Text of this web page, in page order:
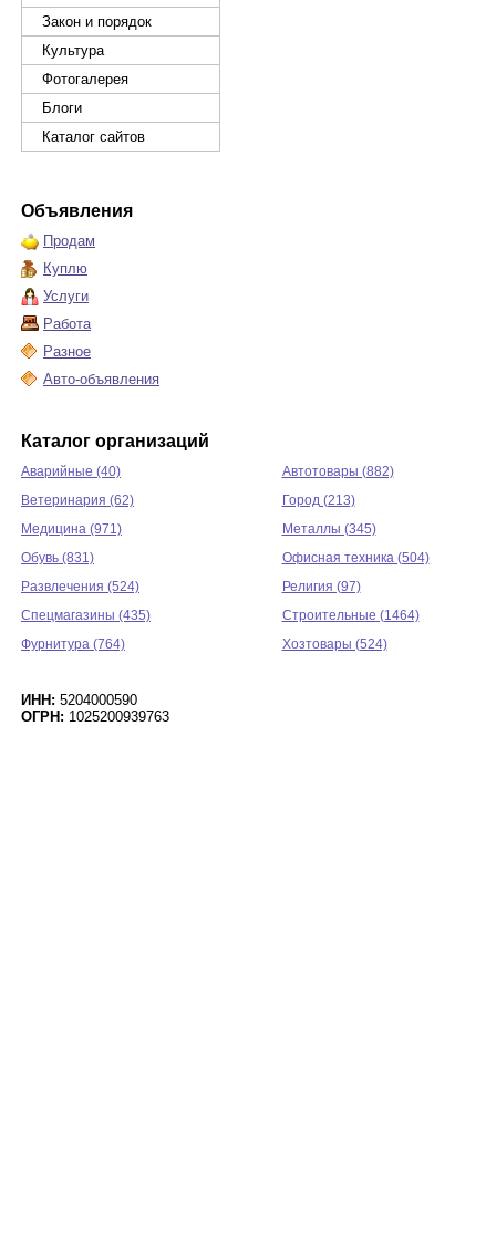
Закон и порядок
Культура
Фотогалерея
Блоги
Каталог сайтов
Объявления
Продам
Куплю
Услуги
Работа
Разное
Авто-объявления
Каталог организаций
Аварийные (40)
Автотовары (882)
Ветеринария (62)
Город (213)
Медицина (971)
Металлы (345)
Обувь (831)
Офисная техника (504)
Развлечения (524)
Религия (97)
Спецмагазины (435)
Строительные (1464)
Фурнитура (764)
Хозтовары (524)
ИНН: 5204000590
ОГРН: 1025200939763